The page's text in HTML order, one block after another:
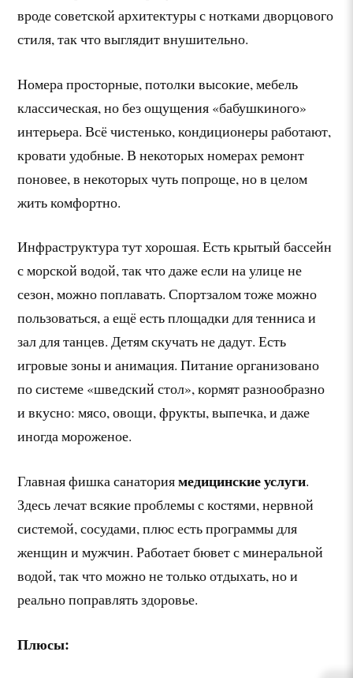
вроде советской архитектуры с нотками дворцового
стиля, так что выглядит внушительно.
Номера просторные, потолки высокие, мебель
классическая, но без ощущения «бабушкиного»
интерьера. Всё чистенько, кондиционеры работают,
кровати удобные. В некоторых номерах ремонт
поновее, в некоторых чуть попроще, но в целом
жить комфортно.
Инфраструктура тут хорошая. Есть крытый бассейн
с морской водой, так что даже если на улице не
сезон, можно поплавать. Спортзалом тоже можно
пользоваться, а ещё есть площадки для тенниса и
зал для танцев. Детям скучать не дадут. Есть
игровые зоны и анимация. Питание организовано
по системе «шведский стол», кормят разнообразно
и вкусно: мясо, овощи, фрукты, выпечка, и даже
иногда мороженое.
Главная фишка санаториямедицинские услуги.
Здесь лечат всякие проблемы с костями, нервной
системой, сосудами, плюс есть программы для
женщин и мужчин. Работает бювет с минеральной
водой, так что можно не только отдыхать, но и
реально поправлять здоровье.
Плюсы: